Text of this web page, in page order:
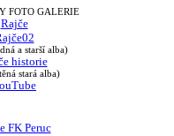
FOTO GALERIE
Rajče
a starší alba)
historie
stará alba)
FK Peruc